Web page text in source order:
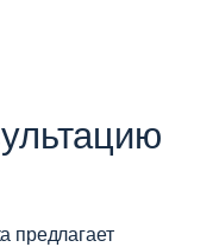
предлагает